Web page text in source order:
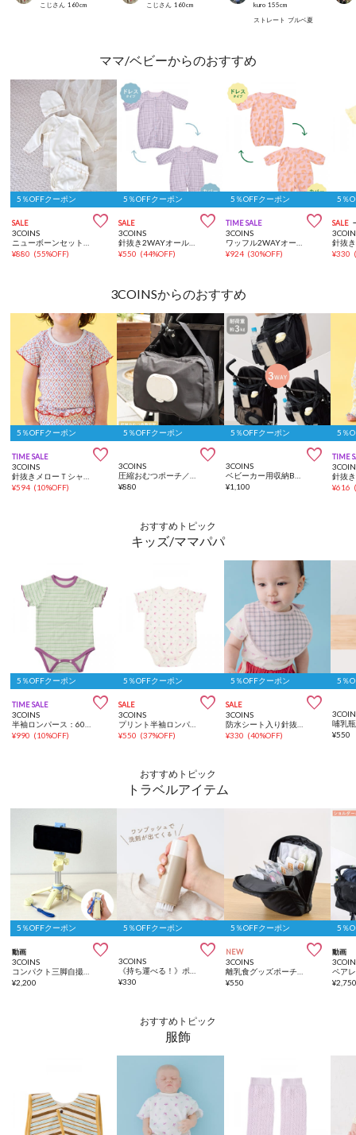
こじさん 160cm こじさん 160cm kuro 155cm
ストレート ブルベ夏
ママ/ベビーからのおすすめ
5％OFFクーポン
SALE 
3COINS
¥880 (55%OFF)
5％OFFクーポン
SALE 
3COINS
¥550 (44%OFF)
5％OFFクーポン
TIME SALE 
3COINS
¥924 (30%OFF)
5％
SALE
¥330
3COINSからのおすすめ
5％OFFクーポン
TIME SALE 
3COINS
¥594 (10%OFF)
5％OFFクーポン

3COINS
¥880
5％OFFクーポン

3COINS
¥1,100
5％
TIME
¥616
おすすめトピック
キッズ/ママパパ
5％OFFクーポン
TIME SALE 
3COINS
¥990 (10%OFF)
5％OFFクーポン
SALE 
3COINS
¥550 (37%OFF)
5％OFFクーポン
SALE 
3COINS
¥330 (40%OFF)
5％
哺乳
¥550
おすすめトピック
トラベルアイテム
5％OFFクーポン
動画 
3COINS
¥2,200
5％OFFクーポン

3COINS
¥330
5％OFFクーポン
NEW 
3COINS
離乳食グッズポーチ／KIDSトラベル
¥550
5％
動画
¥
おすすめトピック
服飾